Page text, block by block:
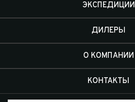
ЭКСПЕДИЦИИ
ДИЛЕРЫ
О КОМПАНИИ
КОНТАКТЫ